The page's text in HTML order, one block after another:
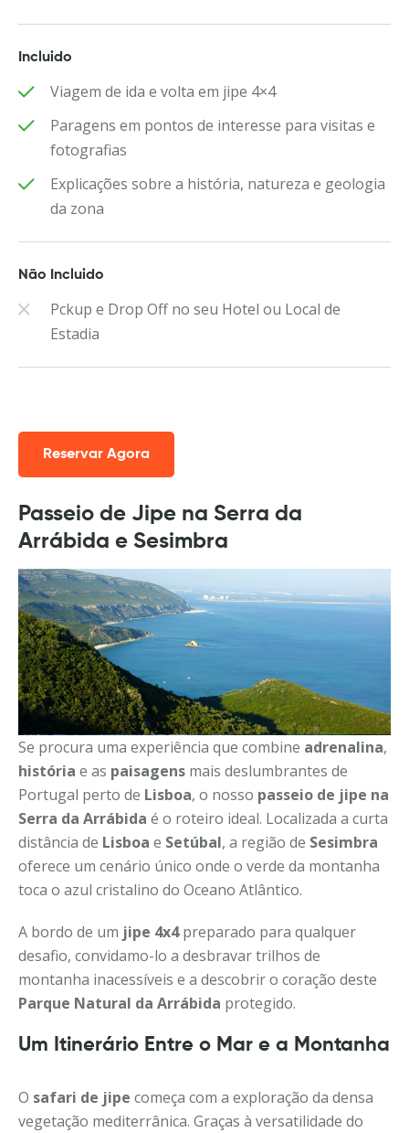
Incluido
Viagem de ida e volta em jipe 4×4
Paragens em pontos de interesse para visitas e
fotografias
Explicações sobre a história, natureza e geologia
da zona
Não Incluido
Pckup e Drop Off no seu Hotel ou Local de
Estadia
Reservar Agora
Passeio de Jipe na Serra da
Arrábida e Sesimbra
Se procura uma experiência que combine adrenalina,
história e as paisagens mais deslumbrantes de
Portugal perto de Lisboa, o nosso passeio de jipe na
Serra da Arrábida é o roteiro ideal. Localizada a curta
distância de Lisboa e Setúbal, a região de Sesimbra
oferece um cenário único onde o verde da montanha
toca o azul cristalino do Oceano Atlântico.
A bordo de um jipe 4x4preparado para qualquer
desafio, convidamo-lo a desbravar trilhos de
montanha inacessíveis e a descobrir o coração deste
Parque Natural da Arrábida protegido.
Um Itinerário Entre o Mar e a Montanha
O safari de jipe começa com a exploração da densa
vegetação mediterrânica. Graças à versatilidade do